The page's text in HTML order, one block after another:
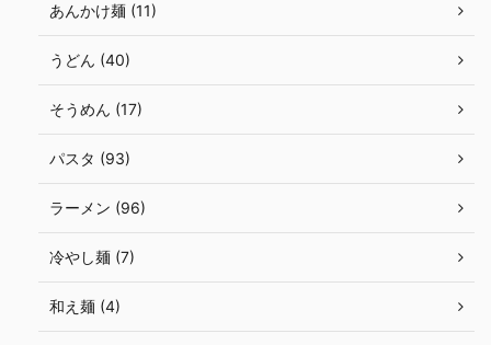
あんかけ麺 (11)
うどん (40)
そうめん (17)
パスタ (93)
ラーメン (96)
冷やし麺 (7)
和え麺 (4)